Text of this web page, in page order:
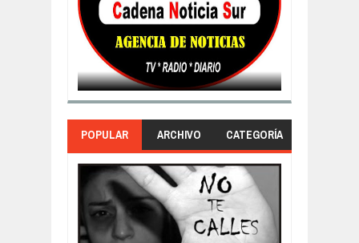
POPULAR ARCHIVO CATEGORÍA